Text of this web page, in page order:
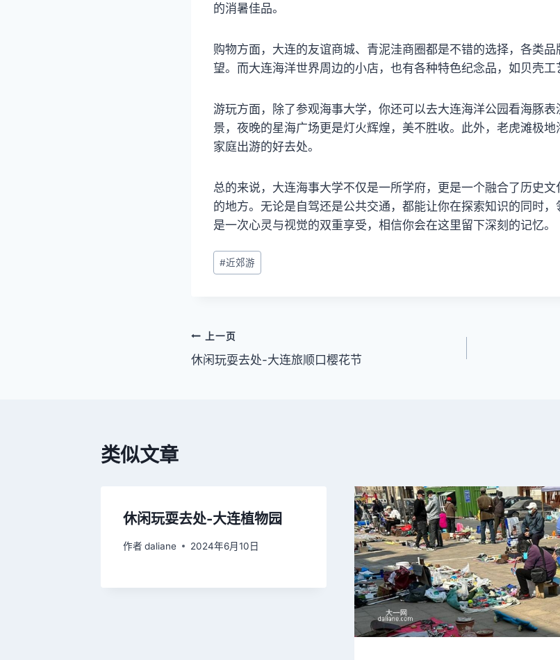
的消暑佳品。
购物方面，大连的友谊商城、青泥洼商圈都是不错的选择，各类
望。而大连海洋世界周边的小店，也有各种特色纪念品，如贝壳工
游玩方面，除了参观海事大学，你还可以去大连海洋公园看海豚
景，夜晚的星海广场更是灯火辉煌，美不胜收。此外，老虎滩极
家庭出游的好去处。
总的来说，大连海事大学不仅是一所学府，更是一个融合了历史
的地方。无论是自驾还是公共交通，都能让你在探索知识的同时
是一次心灵与视觉的双重享受，相信你会在这里留下深刻的记忆。
文
章
#近郊游
文
章
上一页
休闲玩耍去处-大连旅顺口樱花节
类似文章
休闲玩耍去处-大连植物园
作者 daliane 2024年6月10日